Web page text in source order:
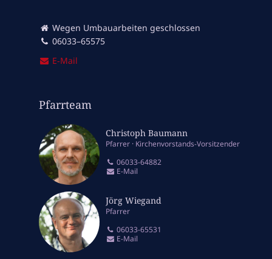
Wegen Umbauarbeiten geschlossen
06033–65575
E‑Mail
Pfarrteam
Christoph Baumann
Pfarrer Kirchenvorstands-Vorsitzender
06033-64882
E-Mail
Jörg Wiegand
Pfarrer
06033-65531
E-Mail